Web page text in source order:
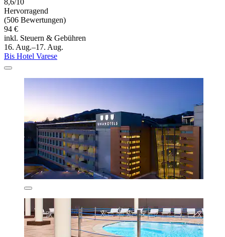
Hervorragend
(506 Bewertungen)
94 €
inkl. Steuern & Gebühren
16. Aug.–17. Aug.
Bis Hotel Varese